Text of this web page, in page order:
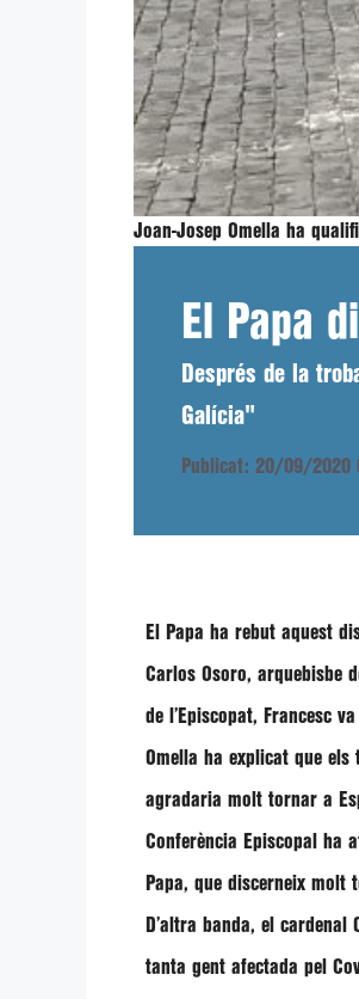
Joan-Josep Omella ha
El Papa
Després de la
Galícia"
Publicat: 20/09/2020
El Papa ha rebut aquest
Carlos Osoro, arquebisbe
de l’Episcopat, Francesc
Omella ha explicat que els
agradaria molt tornar a
Conferència Episcopal ha
Papa, que discerneix molt
D’altra banda, el cardenal
tanta gent afectada pel